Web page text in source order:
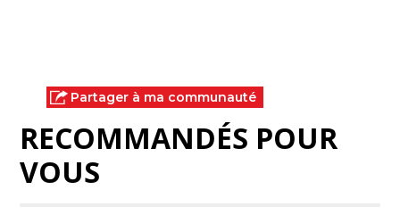
Partager à ma communauté
RECOMMANDÉS POUR
VOUS